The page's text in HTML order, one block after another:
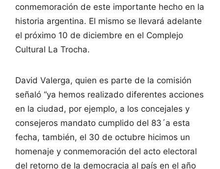
conmemoración de este importante hecho en la
historia argentina. El mismo se llevará adelante
el próximo 10 de diciembre en el Complejo
Cultural La Trocha.
David Valerga, quien es parte de la comisión
señaló “ya hemos realizado diferentes acciones
en la ciudad, por ejemplo, a los concejales y
consejeros mandato cumplido del 83´a esta
fecha, también, el 30 de octubre hicimos un
homenaje y conmemoración del acto electoral
del retorno de la democracia al país en el año